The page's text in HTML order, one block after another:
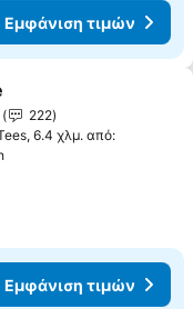
Εμφάνιση τιμών
στα αγαπημένα
222
6.4 χλμ. από:
Εμφάνιση τιμών